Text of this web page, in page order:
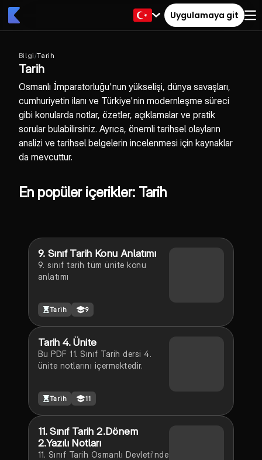
Uygulamaya git
Bilgi/Tarih
Tarih
Osmanlı İmparatorluğu'nun yükselişi, dünya savaşları,
cumhuriyetin ilanı ve Türkiye'nin modernleşme süreci
gibi konularda notlar, özetler, açıklamalar ve pratik
sorular bulabilirsiniz. Ayrıca, önemli tarihsel olayların
analizi ve tarihsel belgelerin incelenmesi için kaynaklar
da mevcuttur.
En popüler içerikler: Tarih
9. Sınıf Tarih Konu Anlatımı
9. sınıf tarih tüm ünite konu
anlatımı
Tarih 9
Tarih 4. Ünite
Bu PDF 11. Sınıf Tarih dersi 4.
ünite notlarını içermektedir.
Tarih 11
11. Sınıf Tarih 2.Dönem
2.Yazılı Notları
11. Sınıf Tarih Osmanlı Devleti'nde